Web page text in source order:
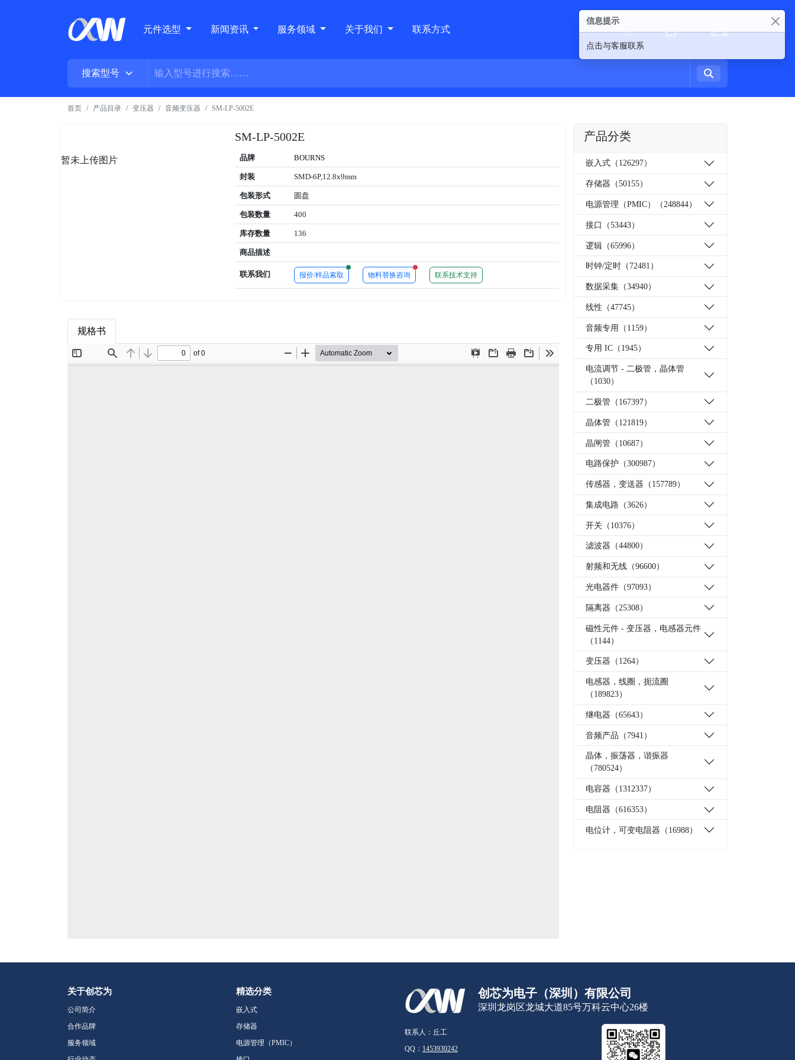
元件选型 新闻资讯 服务领域 关于我们 联系方式
信息提示
点击与客服联系
首页 产品目录 变压器 音频变压器 SM-LP-5002E
暂未上传图片
SM-LP-5002E
品牌 BOURNS
封装 SMD-6P,12.8x9mm
包装形式 圆盘
包装数量 400
库存数量 136
商品描述
联系我们 报价/样品索取 New alerts物料替换咨询 New alerts联系技术支持
规格书
产品分类
嵌入式（126297）
存储器（50155）
电源管理（PMIC）（248844）
接口（53443）
逻辑（65996）
时钟/定时（72481）
数据采集（34940）
线性（47745）
音频专用（1159）
专用 IC（1945）
电流调节 - 二极管，晶体管
（1030）
二极管（167397）
晶体管（121819）
晶闸管（10687）
电路保护（300987）
传感器，变送器（157789）
集成电路（3626）
开关（10376）
滤波器（44800）
射频和无线（96600）
光电器件（97093）
隔离器（25308）
磁性元件 - 变压器，电感器元件
（1144）
变压器（1264）
电感器，线圈，扼流圈
（189823）
继电器（65643）
音频产品（7941）
晶体，振荡器，谐振器
（780524）
电容器（1312337）
电阻器（616353）
电位计，可变电阻器（16988）
关于创芯为
公司简介
合作品牌
服务领域
精选分类
嵌入式
存储器
电源管理（PMIC）
创芯为电子（深圳）有限公司
深圳龙岗区龙城大道85号万科云中心26楼
联系人：丘工
QQ： 1453930242